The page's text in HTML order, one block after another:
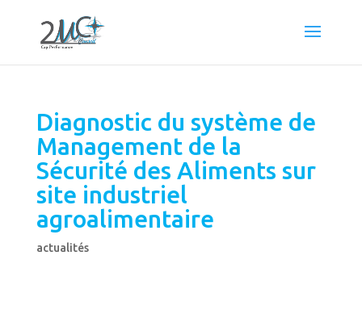
Diagnostic du système de
Management de la
Sécurité des Aliments sur
site industriel
agroalimentaire
actualités